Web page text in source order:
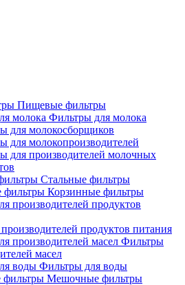
Пищевые фильтры
Фильтры для молока
для молокосборщиков
для молокопроизводителей
для производителей молочных
Стальные фильтры
Корзинные фильтры
продуктов питания
Фильтры
масел
Фильтры для воды
Мешочные фильтры